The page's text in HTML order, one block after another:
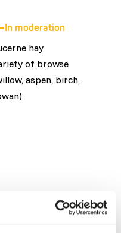
In moderation
hay
of browse
aspen, birch,